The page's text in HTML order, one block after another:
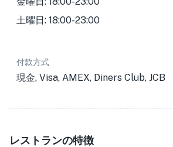
土曜日: 18:00-23:00
付款方式
現金, Visa, AMEX, Diners Club, JCB
レストランの特徴